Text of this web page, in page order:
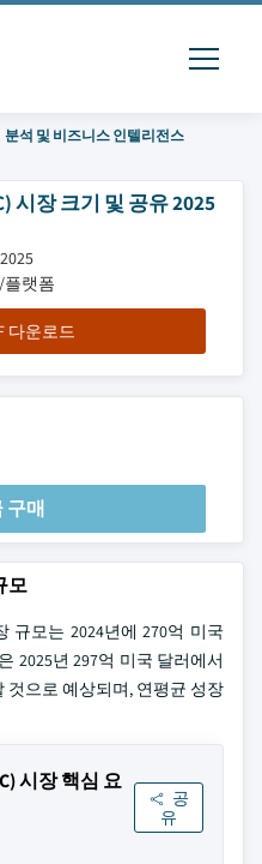
분석 및 비즈니스 인텔리전스
시장 크기 및 공유 2025
플랫폼
다운로드
구매
모
규모는 2024년에 270억 미국
2025년 297억 미국 달러에서
것으로 예상되며, 연평균 성장
시장 핵심 요
공
유